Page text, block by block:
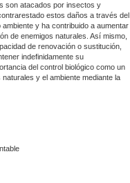
son atacados por insectos y
estos daños a través del
y ha contribuido a aumentar
de enemigos naturales. Así mismo,
de renovación o sustitución,
indefinidamente su
del control biológico como un
y el ambiente mediante la